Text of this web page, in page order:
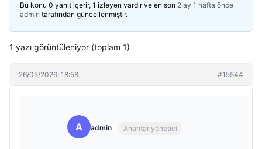
Bu konu 0 yanıt içerir, 1 izleyen vardır ve en son 2 ay 1 hafta önce
admin tarafından güncellenmiştir.
1 yazı görüntüleniyor (toplam 1)
26/05/2026: 18:58 #15544
A admin Anahtar yönetici